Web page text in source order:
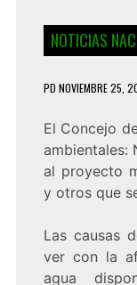
NOTICIAS
PD NOVIEMBRE 25,
El Concejo
ambientales:
al proyecto
y otros que
Las causas
ver con la
agua